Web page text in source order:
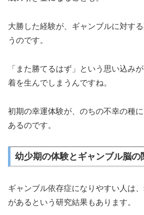
大勝した経験が、ギャンブルに対す
うのです。
「また勝てるはず」という思い込み
着を生んでしまうんですね。
初期の幸運体験が、のちの不幸の種
あるのです。
幼少期の体験とギャンブル脳の
ギャンブル依存症になりやすい人は
があるという研究結果もあります。